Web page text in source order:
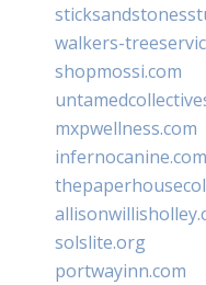
walkers-
shopmossi.com
mxpwellness.com
infernocanine.com
solslite.org
portwayinn.com